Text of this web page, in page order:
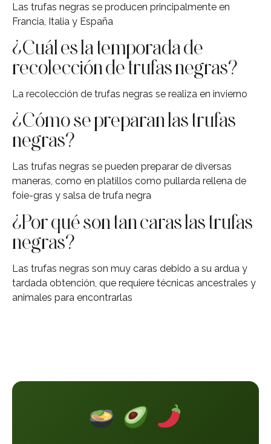
Las trufas negras se producen principalmente en
Francia, Italia y España
¿Cuál es la temporada de
recolección de trufas negras?
La recolección de trufas negras se realiza en invierno
¿Cómo se preparan las trufas
negras?
Las trufas negras se pueden preparar de diversas
maneras, como en platillos como pullarda rellena de
foie-gras y salsa de trufa negra
¿Por qué son tan caras las trufas
negras?
Las trufas negras son muy caras debido a su ardua y
tardada obtención, que requiere técnicas ancestrales y
animales para encontrarlas